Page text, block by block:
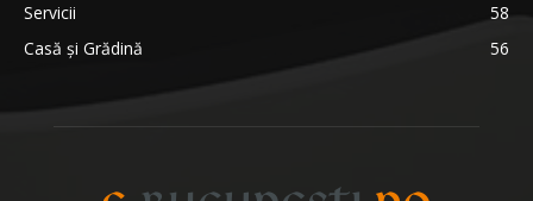
Servicii
58
Casă și Grădină
56